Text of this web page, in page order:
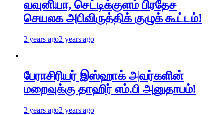
வவுனியா, செட்டிக்குளம் பிரதேச
செயலக அபிவிருத்திக் குழுக் கூட்டம்!
2 years ago2 years ago
பேராசிரியர் இஸ்ஹாக் அவர்களின்
மறைவுக்கு தாஹிர் எம்.பி அனுதாபம்!
2 years ago2 years ago